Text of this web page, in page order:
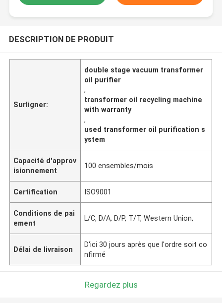
DESCRIPTION DE PRODUIT
Surligner:
double stage vacuum transformer
oil purifier
,
transformer oil recycling machine
with warranty
,
used transformer oil purification s
ystem
Capacité d'approv
isionnement
100 ensembles/mois
Certification ISO9001
Conditions de pai
ement
L/C, D/A, D/P, T/T, Western Union,
Délai de livraison
D'ici 30 jours après que l'ordre soit co
nfirmé
Regardez plus